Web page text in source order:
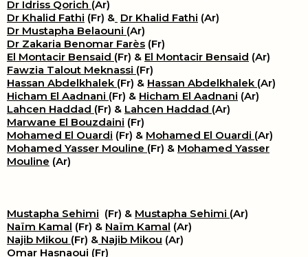
Dr Idriss Qorich (Ar)
Dr Khalid Fathi (Fr) & Dr Khalid Fathi (Ar)
Dr Mustapha Belaouni (Ar)
Dr Zakaria Benomar Farès (Fr)
El Montacir Bensaid (Fr) & El Montacir Bensaid (Ar)
Fawzia Talout Meknassi (Fr)
Hassan Abdelkhalek (Fr) & Hassan Abdelkhalek (Ar)
Hicham El Aadnani (Fr) & Hicham El Aadnani (Ar)
Lahcen Haddad (Fr) & Lahcen Haddad (Ar)
Marwane El Bouzdaini (Fr)
Mohamed El Ouardi (Fr) & Mohamed El Ouardi (Ar)
Mohamed Yasser Mouline (Fr) & Mohamed Yasser
Mouline (Ar)
Mustapha Sehimi (Fr) & Mustapha Sehimi (Ar)
Naïm Kamal (Fr) & Naïm Kamal (Ar)
Najib Mikou (Fr) & Najib Mikou (Ar)
Omar Hasnaoui (Fr)